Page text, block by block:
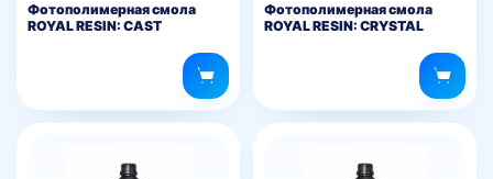
Фотополимерная смола
ROYAL RESIN: CAST
Фотополимерная смола
ROYAL RESIN: CRYSTAL